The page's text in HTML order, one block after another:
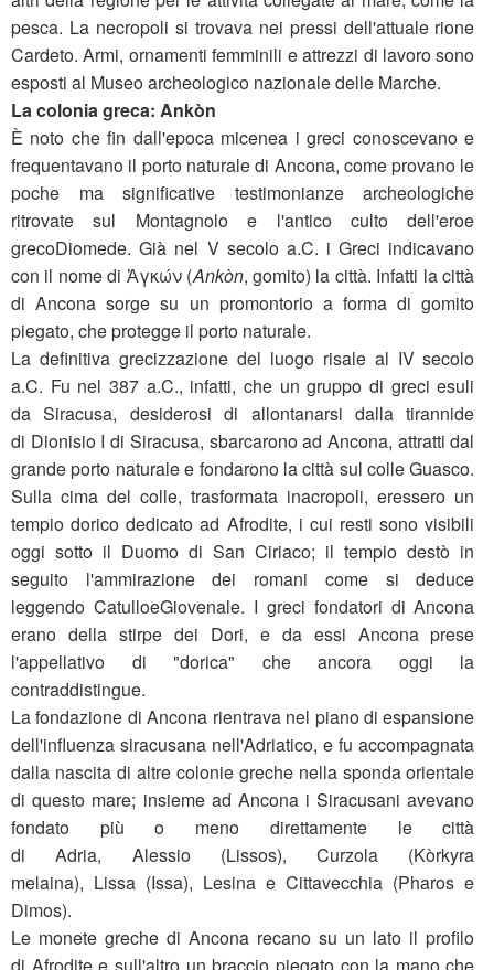
pesca. La necropoli si trovava nei pressi dell'attuale rione
Cardeto. Armi, ornamenti femminili e attrezzi di lavoro sono
esposti al Museo archeologico nazionale delle Marche.
La colonia greca: Ankòn
È noto che fin dall'epoca micenea i greci conoscevano e
frequentavano il porto naturale di Ancona, come provano le
poche ma significative testimonianze archeologiche
ritrovate sul Montagnolo e l'antico culto dell'eroe
grecoDiomede. Già nel V secolo a.C. i Greci indicavano
con il nome di Ἀγκών (Ankòn, gomito) la città. Infatti la città
di Ancona sorge su un promontorio a forma di gomito
piegato, che protegge il porto naturale.
La definitiva grecizzazione del luogo risale al IV secolo
a.C. Fu nel 387 a.C., infatti, che un gruppo di greci esuli
da Siracusa, desiderosi di allontanarsi dalla tirannide
di Dionisio I di Siracusa, sbarcarono ad Ancona, attratti dal
grande porto naturale e fondarono la città sul colle Guasco.
Sulla cima del colle, trasformata inacropoli, eressero un
tempio dorico dedicato ad Afrodite, i cui resti sono visibili
oggi sotto il Duomo di San Ciriaco; il tempio destò in
seguito l'ammirazione dei romani come si deduce
leggendo CatulloeGiovenale. I greci fondatori di Ancona
erano della stirpe dei Dori, e da essi Ancona prese
l'appellativo di "dorica" che ancora oggi la
contraddistingue.
La fondazione di Ancona rientrava nel piano di espansione
dell'influenza siracusana nell'Adriatico, e fu accompagnata
dalla nascita di altre colonie greche nella sponda orientale
di questo mare; insieme ad Ancona i Siracusani avevano
fondato più o meno direttamente le città
di Adria, Alessio (Lissos), Curzola (Kòrkyra
melaina), Lissa (Issa), Lesina e Cittavecchia (Pharos e
Dimos).
Le monete greche di Ancona recano su un lato il profilo